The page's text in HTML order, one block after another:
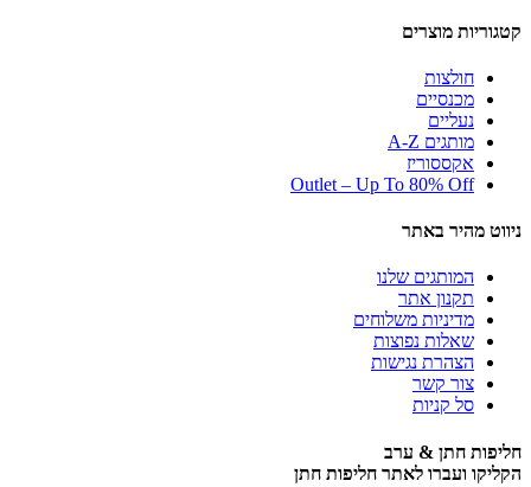
קטגוריות מוצרים
חולצות
מכנסיים
נעליים
מותגים A-Z
אקססוריז
Outlet – Up To 80% Off
ניווט מהיר באתר
המותגים שלנו
תקנון אתר
מדיניות משלוחים
שאלות נפוצות
הצהרת נגישות
צור קשר
סל קניות
חליפות חתן & ערב
הקליקו ועברו לאתר חליפות חתן